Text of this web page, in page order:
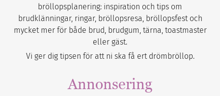
bröllopsplanering: inspiration och tips om
brudklänningar, ringar, bröllopsresa, bröllopsfest och
mycket mer för både brud, brudgum, tärna, toastmaster
eller gäst.
Vi ger dig tipsen för att ni ska få ert drömbröllop.
Annonsering